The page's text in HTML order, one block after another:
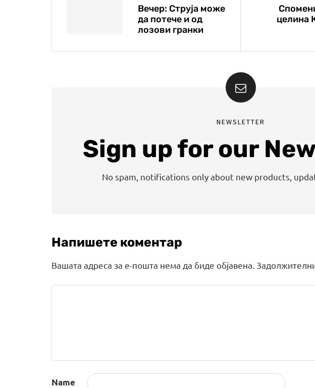
Вечер: Струја може
да потече и од
лозови гранки
целина
NEWSLETTER
Sign up for our
No spam, notifications only about new products,
Напишете коментар
Вашата адреса за е-пошта нема да биде објавена.
Name